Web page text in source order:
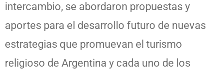
intercambio, se abordaron propuestas y
aportes para el desarrollo futuro de nuevas
estrategias que promuevan el turismo
religioso de Argentina y cada uno de los